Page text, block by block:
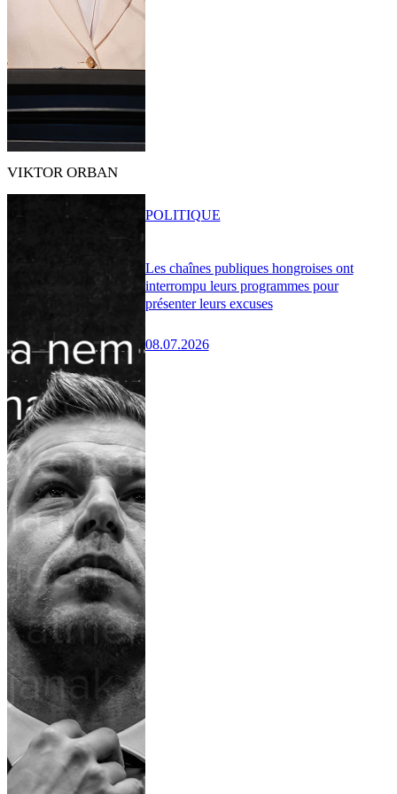
VIKTOR ORBAN
Les chaînes publiques hongroises ont
interrompu leurs programmes pour
présenter leurs excuses
08.07.2026
POLITIQUE